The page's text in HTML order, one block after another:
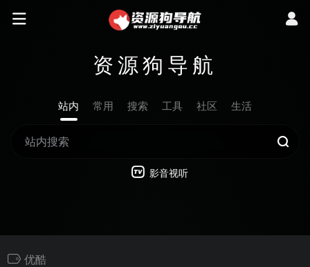
资源狗导航
站内 常用 搜索 工具 社区 生活
影音视听
优酷